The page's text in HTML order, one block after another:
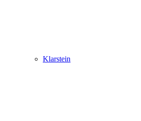
Klarstein